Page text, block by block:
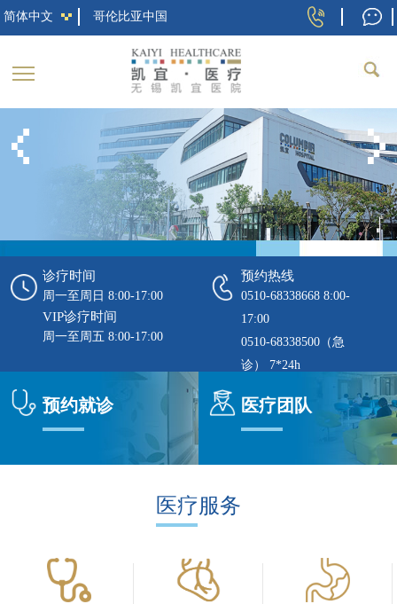
简体中文 哥伦比亚中国
医院介绍 医疗团队 医疗保险
凯宜活动 科普中心
商务合作 用户反馈
诊疗时间
周一至周日 8:00-17:00
VIP诊疗时间
周一至周五 8:00-17:00
预约热线
0510-68338668 8:00-
17:00
0510-68338500（急
诊） 7*24h
预约就诊 医疗团队
医疗服务